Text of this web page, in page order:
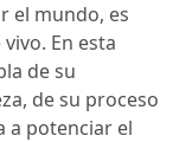
el mundo, es
En esta
de su
de su proceso
a potenciar el